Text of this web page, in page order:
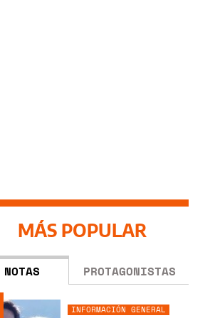
MÁS POPULAR
NOTAS PROTAGONISTAS
INFORMACIÓN GENERAL